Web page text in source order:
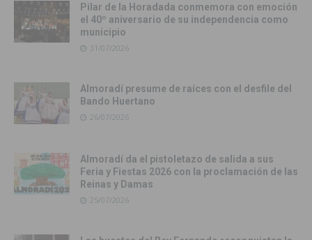
Pilar de la Horadada conmemora con emoción
el 40º aniversario de su independencia como
municipio
31/07/2026
Almoradí presume de raíces con el desfile del
Bando Huertano
26/07/2026
Almoradí da el pistoletazo de salida a sus
Feria y Fiestas 2026 con la proclamación de las
Reinas y Damas
25/07/2026